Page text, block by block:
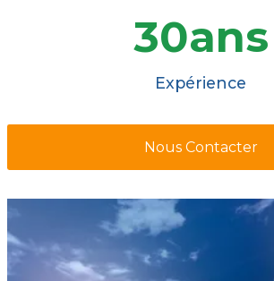
30ans
Expérience
Nous Contacter